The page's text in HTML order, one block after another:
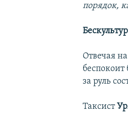
порядок,
Отвечая
беспокоит
за руль
Таксист